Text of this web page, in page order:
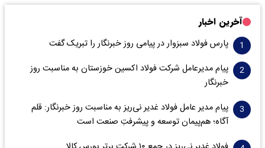
آخرین اخبار
پارس فولاد سبزوار در پیامی روز خبرنگار را تبریک گفت
پیام مدیرعامل شرکت فولاد اکسین خوزستان به مناسبت روز
خبرنگار
پیام مدیر عامل فولاد غدیر نی‌ریز به مناسبت روز خبرنگار: قلم
آگاه؛ هم‌پیمان توسعه و پیشرفتِ صنعت است